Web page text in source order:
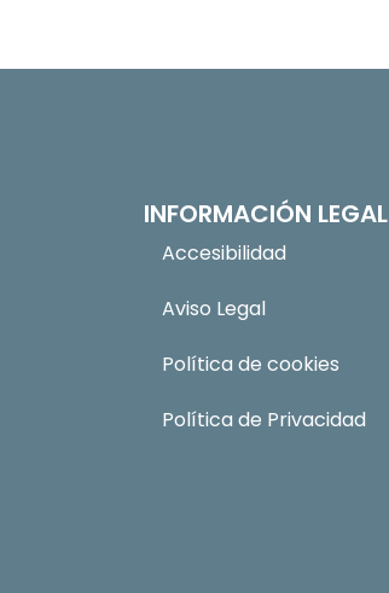
INFORMACIÓN LEGAL
Accesibilidad
Aviso Legal
Política de cookies
Política de Privacidad